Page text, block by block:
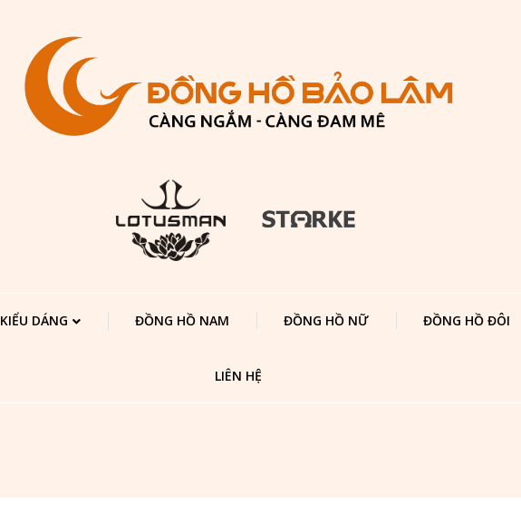
KIỂU DÁNG ĐỒNG HỒ NAM ĐỒNG HỒ NỮ ĐỒNG HỒ ĐÔI
LIÊN HỆ